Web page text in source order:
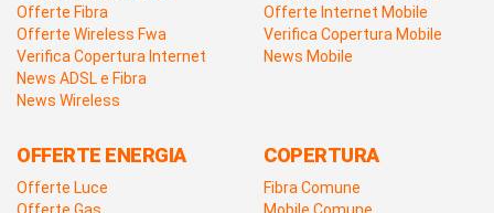
Offerte Fibra
Offerte Wireless Fwa
Verifica Copertura Internet
News ADSL e Fibra
News Wireless
Offerte Internet Mobile
Verifica Copertura Mobile
News Mobile
OFFERTE ENERGIA
Offerte Luce
Offerte Gas
COPERTURA
Fibra Comune
Mobile Comune